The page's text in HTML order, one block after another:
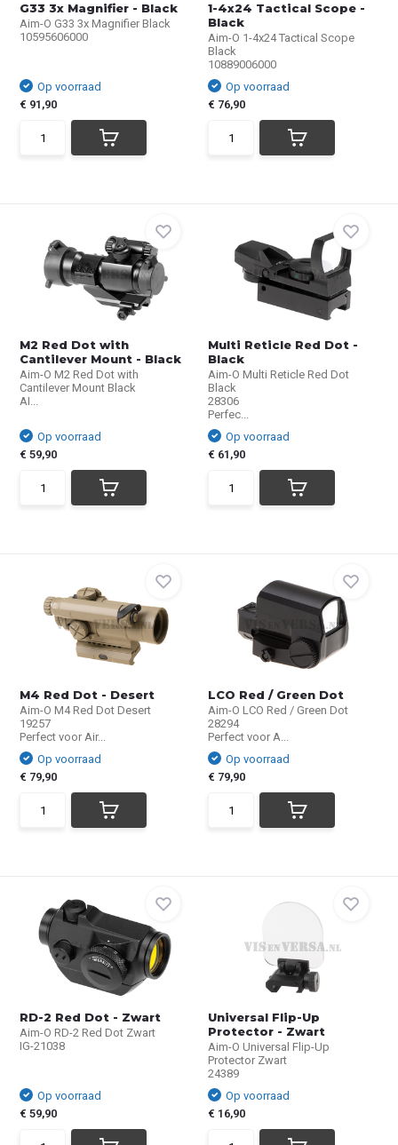
G33 3x Magnifier - Black
Aim-O G33 3x Magnifier Black
10595606000
Op voorraad
€ 91,90
1-4x24 Tactical Scope -
Black
Aim-O 1-4x24 Tactical Scope
Black
10889006000
Op voorraad
€ 76,90
M2 Red Dot with
Cantilever Mount - Black
Aim-O M2 Red Dot with
Cantilever Mount Black
AI...
Op voorraad
€ 59,90
Multi Reticle Red Dot -
Black
Aim-O Multi Reticle Red Dot
Black
28306
Perfec...
Op voorraad
€ 61,90
M4 Red Dot - Desert
Aim-O M4 Red Dot Desert
19257
Perfect voor Air...
Op voorraad
€ 79,90
LCO Red / Green Dot
Aim-O LCO Red / Green Dot
28294
Perfect voor A...
Op voorraad
€ 79,90
RD-2 Red Dot - Zwart
Aim-O RD-2 Red Dot Zwart
IG-21038
Op voorraad
€ 59,90
Universal Flip-Up
Protector - Zwart
Aim-O Universal Flip-Up
Protector Zwart
24389
Op voorraad
€ 16,90